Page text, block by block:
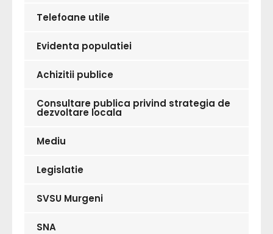
Telefoane utile
Evidenta populatiei
Achizitii publice
Consultare publica privind strategia de
dezvoltare locala
Mediu
Legislatie
SVSU Murgeni
SNA